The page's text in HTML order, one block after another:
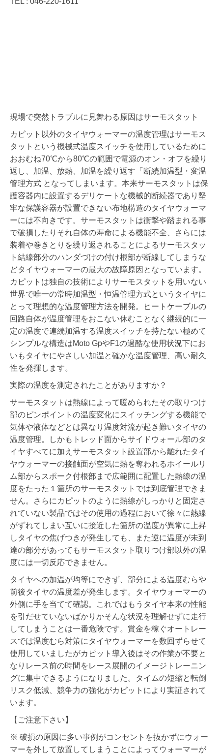
現場で突然トラブルに見舞わる原因はサーモスタット
カピット以外のタイヤウォーマーの温度管理はサーモス
タットという機械式温度スイッチを使用しているために
おおむね70℃から80℃の範囲で電源のオン・オフを繰り
返し、加温、放熱、加温を繰り返す「断続加温型・変温
管理方式 となってしまいます。本来サーモスタットは保
護容器内に設置するデリケートな機械的断続器であり堅
牢な保護容器が設置できない布地構造のタイヤウォーマ
ーには不向きです。サーモスタットは衝撃や踏まれる事
で破損したりそれ自体の寿命による機能不全、さらには
装着や巻きとりを繰り返されることによるサーモスタッ
ト結線部分のハンダづけの付け根部が断線してしまうな
どタイヤウォーマーの最大の故障原因となっています。
カピットは独自の技術によりサーモスタットを用いない
世界で唯一の常時加温型・恒温管理方式というタイヤに
とって理想的な温度管理方法を開発。ヒートケーブルの
回路自体が温度管理をおこない休むことなく継続的に一
定の温度で連続加温する温度スイッチを持たない極めて
シンプルな構造はMoto GpやF1の過酷な使用状況下にお
いもタイヤにやさしい加温と確かな温度管理、高い耐久
性を発揮します。
実際の温度を測定されたことがありますか？
サーモスタットは熱線によって暖められたその取りつけ
部のピンポイントの温度変化にスイッチングする機能で
気体や液体などとは異なり温度対流が起き難いタイヤの
温度管理。しかもトレッド面からサイドウォール部のタ
イヤすべてに加えサーモスタット設置部から離れたタイ
ヤウォーマーの接触面が空気に熱を奪われるホイールリ
ム部からスポーク付根部まで広範囲に配置した熱線の温
度をたった１箇所のサーモスタットでは到底管理できま
せん。さらにカピットのように熱線がしっかりと固定さ
れていない製品ではその使用の過程において徐々に熱線
がずれてしまい互いに接近した箇所の温度が異常に上昇
しタイヤの焦げつきが発生しても、また逆に温度が未到
達の部分があってもサーモスタット取りつけ部以外の温
度には一切反応できません。
タイヤへの加温が均等にできず、部分による温度むらや
前後タイヤの温度差が発生します。タイヤウォーマーの
外側に手を当てて確認。これではもうタイヤ本来の性能
を引だせていないばかりかそんな状況を理解せずに走行
してしまうことは一番危険です。賞金を稼ぐオートレー
スでは温度むら対策にタイヤウォーマーを数回ずらせて
使用していましたがカピット導入後はその作業が不要と
なりレース前の時間をレース展開のイメージトレーニン
グに集中できるようになりました。タイムの短縮と転倒
リスク低減、競争力の強化がカピットにより実証されて
います。
【ご注意下さい】
※ 破損の原因に多い事例がコンセントを抜かずにウォー
マーを外して放置してしまうことによってウォーマーが